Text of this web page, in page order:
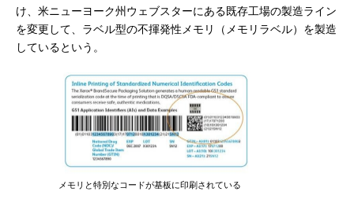
け、米ニューヨーク州ウェブスターにある既存工場の製造ライン
を変更して、ラベル型の不揮発性メモリ（メモリラベル）を製造
しているという。
メモリと特別なコードが基板に印刷されている